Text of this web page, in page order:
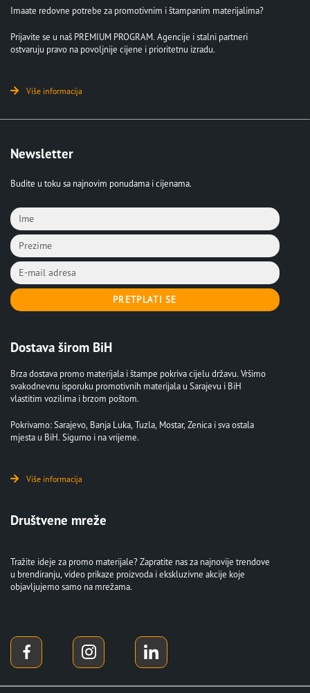
Imaate redovne potrebe za promotivnim i štampanim materijalima?
Prijavite se u naš PREMIUM PROGRAM. Agencije i stalni partneri
ostvaruju pravo na povoljnije cijene i prioritetnu izradu.
Više informacija
Newsletter
Budite u toku sa najnovim ponudama i cijenama.
PRETPLATI SE
Dostava širom BiH
Brza dostava promo materijala i štampe pokriva cijelu državu. Vršimo
svakodnevnu isporuku promotivnih materijala u Sarajevu i BiH
vlastitim vozilima i brzom poštom.
Pokrivamo: Sarajevo, Banja Luka, Tuzla, Mostar, Zenica i sva ostala
mjesta u BiH. Sigurno i na vrijeme.
Više informacija
Društvene mreže
Tražite ideje za promo materijale? Zapratite nas za najnovije trendove
u brendiranju, video prikaze proizvoda i ekskluzivne akcije koje
objavljujemo samo na mrežama.